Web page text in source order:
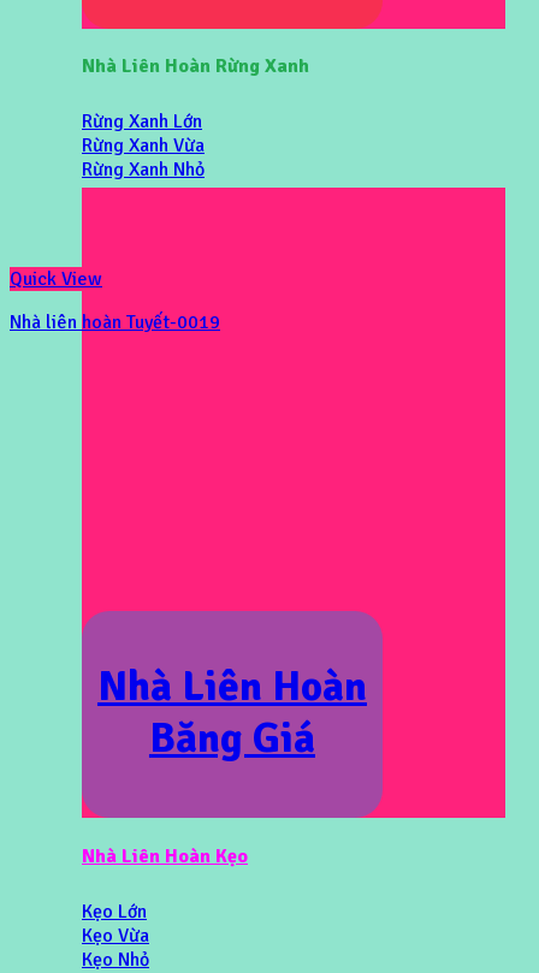
Nhà Liên Hoàn Rừng Xanh
Rừng Xanh Lớn
Rừng Xanh Vừa
Rừng Xanh Nhỏ
Nhà Liên Hoàn
Băng Giá
Nhà Liên Hoàn Kẹo
Kẹo Lớn
Kẹo Vừa
Kẹo Nhỏ
Quick View
Nhà liên hoàn Tuyết-0019